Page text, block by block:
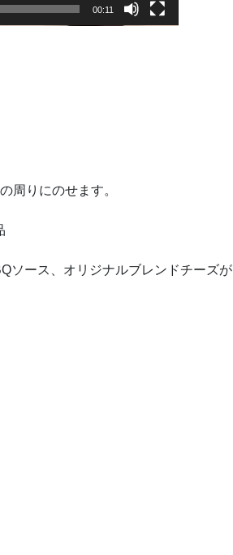
00:11
周りにのせます。
ソース、オリジナルブレンドチーズが